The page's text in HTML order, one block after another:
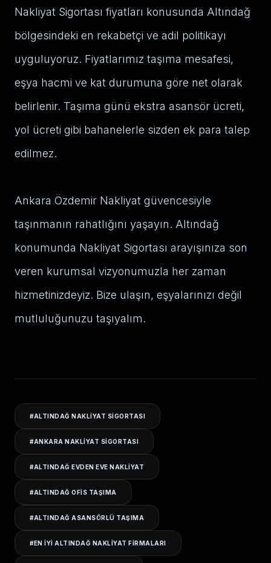
Nakliyat Sigortası fiyatları konusunda Altındağ
bölgesindeki en rekabetçi ve adil politikayı
uyguluyoruz. Fiyatlarımız taşıma mesafesi,
eşya hacmi ve kat durumuna göre net olarak
belirlenir. Taşıma günü ekstra asansör ücreti,
yol ücreti gibi bahanelerle sizden ek para talep
edilmez.
Ankara Özdemir Nakliyat güvencesiyle
taşınmanın rahatlığını yaşayın. Altındağ
konumunda Nakliyat Sigortası arayışınıza son
veren kurumsal vizyonumuzla her zaman
hizmetinizdeyiz. Bize ulaşın, eşyalarınızı değil
mutluluğunuzu taşıyalım.
#ALTINDAĞ NAKLIYAT SIGORTASI
#ANKARA NAKLIYAT SIGORTASI
#ALTINDAĞ EVDEN EVE NAKLIYAT
#ALTINDAĞ OFIS TAŞIMA
#ALTINDAĞ ASANSÖRLÜ TAŞIMA
#EN IYI ALTINDAĞ NAKLIYAT FIRMALARI